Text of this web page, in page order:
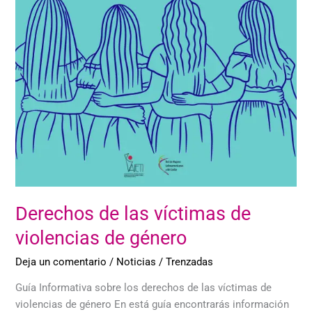
Derechos de las víctimas de
violencias de género
Deja un comentario / Noticias /Trenzadas
Guía Informativa sobre los derechos de las víctimas de
violencias de género En está guía encontrarás información